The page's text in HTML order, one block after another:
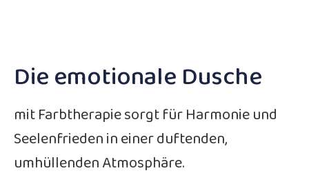
Die emotionale Dusche
mit Farbtherapie sorgt für Harmonie und
Seelenfrieden in einer duftenden,
umhüllenden Atmosphäre.